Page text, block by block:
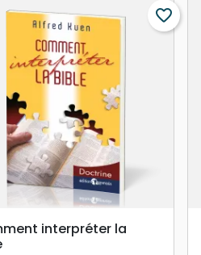
search APERÇU RAPIDE
favorite_border
interpréter la